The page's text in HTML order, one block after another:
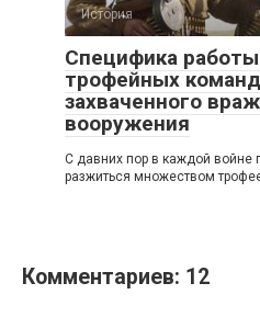
История
Специфика
трофейных
захваченного
вооружения
С давних пор в каждой войне
разжиться множеством
Комментариев: 12